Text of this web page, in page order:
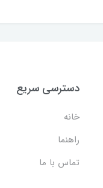
دسترسی سریع
خانه
راهنما
تماس با ما